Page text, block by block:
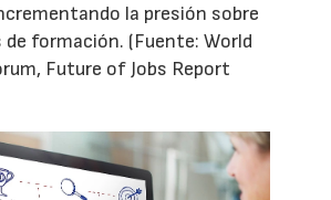
la presión sobre
formación. (Fuente: World
Future of Jobs Report